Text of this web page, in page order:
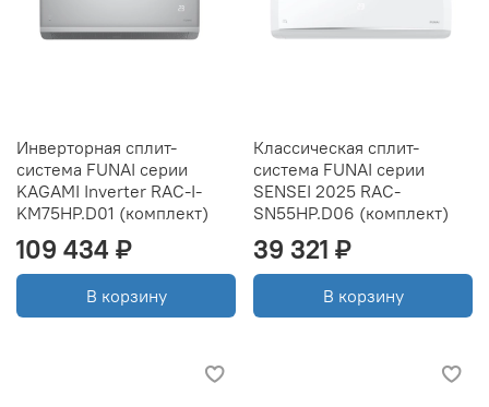
Инверторная сплит-
система FUNAI серии
KAGAMI Inverter RAC-I-
KM75HP.D01 (комплект)
109 434 ₽
В корзину
Классическая сплит-
система FUNAI серии
SENSEI 2025 RAC-
SN55HP.D06 (комплект)
39 321 ₽
В корзину